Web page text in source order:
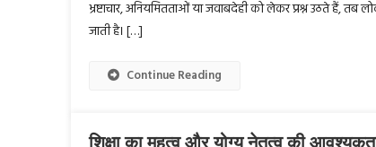
भ्रष्टाचार, अनियमितताओं या जवाबदेही को लेकर प्रश्न उठते हैं, तब
जाती है। […]
Continue Reading